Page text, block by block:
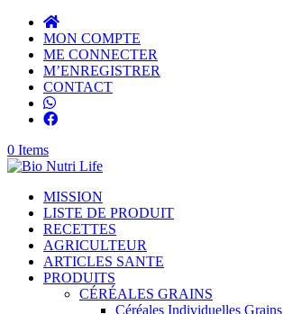
MON COMPTE
ME CONNECTER
M’ENREGISTRER
CONTACT
0 Items
MISSION
LISTE DE PRODUIT
RECETTES
AGRICULTEUR
ARTICLES SANTE
PRODUITS
CÉRÉALES GRAINS
Céréales Individuelles Grains